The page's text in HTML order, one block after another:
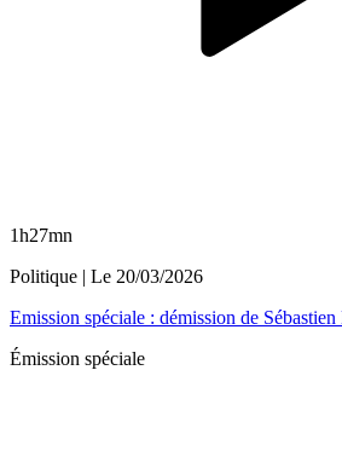
1h27mn
Politique | Le 20/03/2026
Emission spéciale : démission de
Émission spéciale